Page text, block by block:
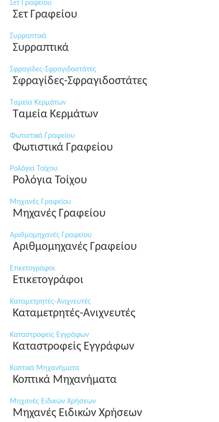
Σετ Γραφείου
Σετ Γραφείου
Συρραπτικά
Συρραπτικά
Σφραγίδες-Σφραγιδοστάτες
Σφραγίδες-Σφραγιδοστάτες
Ταμεία Κερμάτων
Ταμεία Κερμάτων
Φωτιστικά Γραφείου
Φωτιστικά Γραφείου
Ρολόγια Τοίχου
Ρολόγια Τοίχου
Μηχανές Γραφείου
Μηχανές Γραφείου
Αριθμομηχανές Γραφείου
Αριθμομηχανές Γραφείου
Ετικετογράφοι
Ετικετογράφοι
Καταμετρητές-Ανιχνευτές
Καταμετρητές-Ανιχνευτές
Καταστροφείς Εγγράφων
Καταστροφείς Εγγράφων
Κοπτικά Μηχανήματα
Κοπτικά Μηχανήματα
Μηχανές Ειδικών Χρήσεων
Μηχανές Ειδικών Χρήσεων